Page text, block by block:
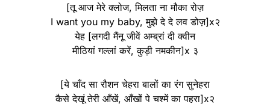
[तू आज मेरे क्लोज, मिलता ना मौका रोज़
I want you my baby, मुझे दे दे लव डोज़]x२
येह [लगदी मैंनू जीवें अम्ब्रां दी क्वीन
मीठियां गल्लां करें, कुड़ी नमकीन]x ३
[ये चाँद सा रौशन चेहरा बालों का रंग सुनेहरा
कैसे देखूं तेरी आँखें, आँखों पे चश्में का पहरा]x२